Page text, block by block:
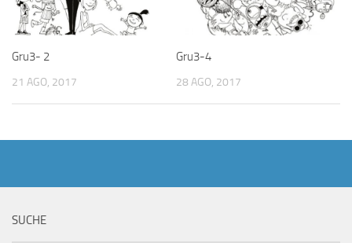
Gru3- 2
21 AGO, 2017
Gru3-4
28 AGO, 2017
SUCHE